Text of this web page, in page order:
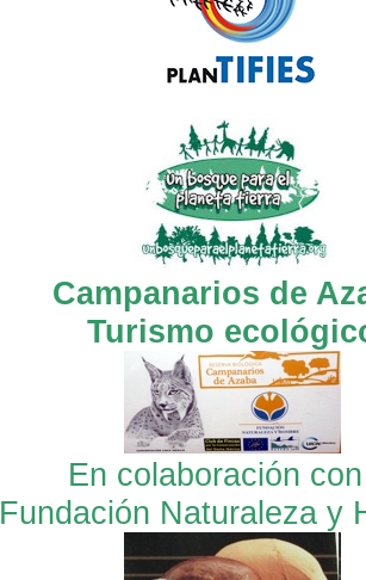
Campanarios de
Turismo
En colaboración
Fundación Naturaleza y